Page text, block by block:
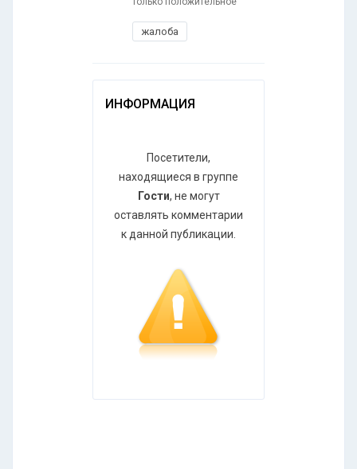
жалоба
ИНФОРМАЦИЯ
Посетители,
находящиеся в группе
Гости, не могут
оставлять комментарии
к данной публикации.